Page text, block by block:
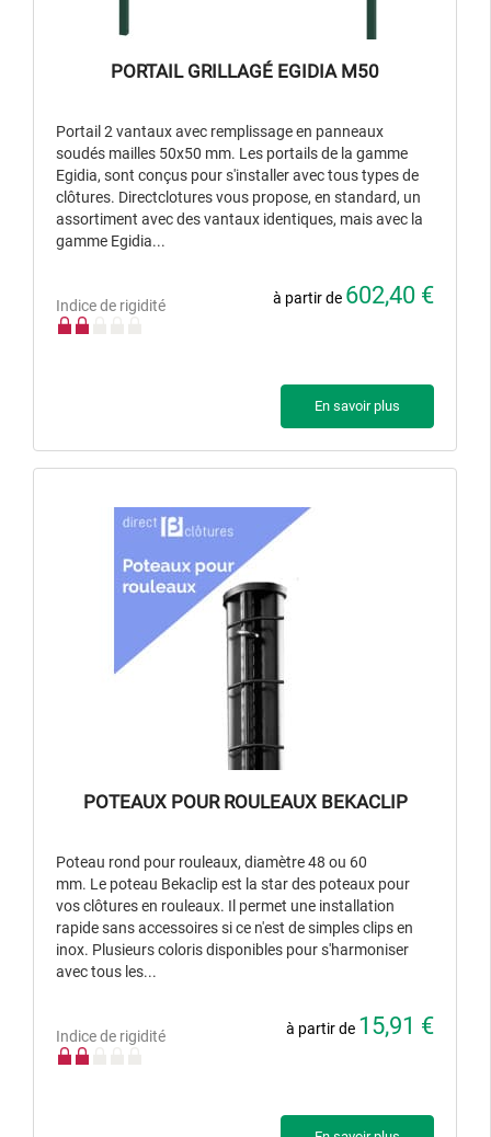
PORTAIL GRILLAGÉ EGIDIA M50
Portail 2 vantaux avec remplissage en panneaux
soudés mailles 50x50 mm. Les portails de la gamme
Egidia, sont conçus pour s'installer avec tous types de
clôtures. Directclotures vous propose, en standard, un
assortiment avec des vantaux identiques, mais avec la
gamme Egidia...
Indice de rigidité à partir de 602,40 €
En savoir plus
POTEAUX POUR ROULEAUX BEKACLIP
Poteau rond pour rouleaux, diamètre 48 ou 60
mm. Le poteau Bekaclip est la star des poteaux pour
vos clôtures en rouleaux. Il permet une installation
rapide sans accessoires si ce n'est de simples clips en
inox. Plusieurs coloris disponibles pour s'harmoniser
avec tous les...
Indice de rigidité à partir de 15,91 €